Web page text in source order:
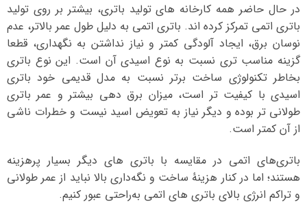
در حال حاضر همه کارخانه های تولید باتری، بیشتر بر روی تولید
باتری اتمی تمرکز کرده اند. باتری اتمی به دلیل طول عمر بالاتر، عدم
نوسان برق، ایجاد آلودگی کمتر و نیاز نداشتن به نگهداری، قطعا
گزینه مناسب تری نسبت به نوع اسیدی آن است. این نوع باتری
بخاطر تکنولوژی ساخت برتر نسبت به مدل قدیمی خود باتری
اسیدی با کیفیت تر است، میزان برق دهی بیشتر و عمر باتری
طولانی تر بوده و دیگر نیاز به تعویض اسید نیست و خطرات ناشی
از آن کمتر است.
باتری‌های اتمی در مقایسه با باتری‌ های دیگر بسیار پرهزینه
هستند؛ اما در کنار هزینهٔ ساخت و نگه‌داری بالا نباید از عمر طولانی
و تراکم انرژی بالای باتری‌ های اتمی به‌راحتی عبور کنیم.